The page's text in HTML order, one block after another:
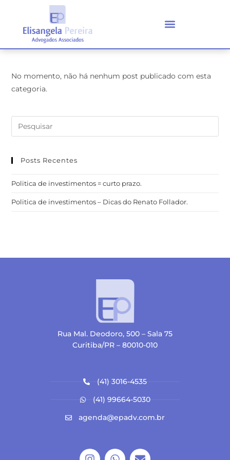
No momento, não há nenhum post publicado com esta
categoria.
Posts Recentes
Politica de investimentos = curto prazo.
Politica de investimentos – Dicas do Renato Follador.
Rua Mal. Deodoro, 500 – Sala 75
Curitiba/PR – 80010-010
(41) 3016-4535
(41) 99664-5030
agenda@epadv.com.br